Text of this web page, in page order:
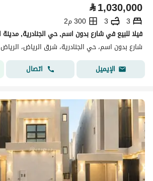
⃁1,030,000
3
3
300 م2
شارع بدون اسم، حي الجنادرية، شرق الرياض، الرياض
الإيميل
اتصال